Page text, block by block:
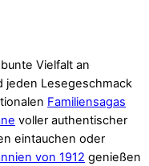
Vielfalt an
jeden Lesegeschmack
Familiensagas
voller authentischer
eintauchen oder
von 1912 genießen